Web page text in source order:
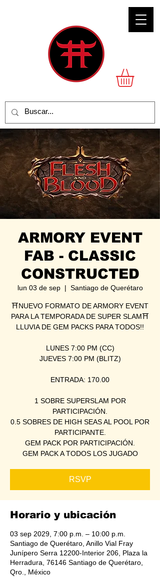
ARMORY EVENT
FAB - CLASSIC
CONSTRUCTED
lun 03 de sep
  |
Santiago de Querétaro
⛩NUEVO FORMATO DE ARMORY EVENT
PARA LA TEMPORADA DE SUPER SLAM⛩
LLUVIA DE GEM PACKS PARA TODOS!!
LUNES 7:00 PM (CC)
JUEVES 7:00 PM (BLITZ)
ENTRADA: 170.00
1 SOBRE SUPERSLAM POR
PARTICIPACIÓN.
0.5 SOBRES DE HIGH SEAS AL POOL POR
PARTICIPANTE.
GEM PACK POR PARTICIPACIÓN.
GEM PACK A TODOS LOS JUGADO
RSVP
Horario y ubicación
03 sep 2029, 7:00 p.m. – 10:00 p.m.
Santiago de Querétaro, Anillo Vial Fray
Junípero Serra 12200-Interior 206, Plaza la
Herradura, 76146 Santiago de Querétaro,
Qro., México